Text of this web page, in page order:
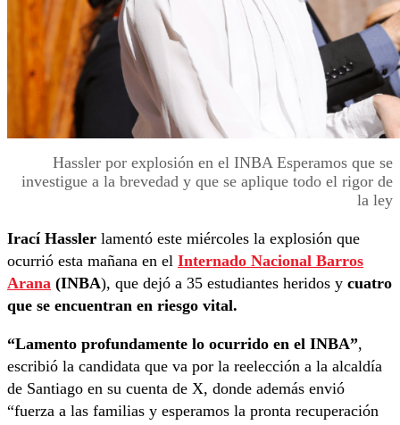
Hassler por explosión en el INBA Esperamos que se
investigue a la brevedad y que se aplique todo el rigor de
la ley
Irací Hassler lamentó este miércoles la explosión que
ocurrió esta mañana en el Internado Nacional Barros
Arana (INBA), que dejó a 35 estudiantes heridos y cuatro
que se encuentran en riesgo vital.
“Lamento profundamente lo ocurrido en el INBA”,
escribió la candidata que va por la reelección a la alcaldía
de Santiago en su cuenta de X, donde además envió
“fuerza a las familias y esperamos la pronta recuperación